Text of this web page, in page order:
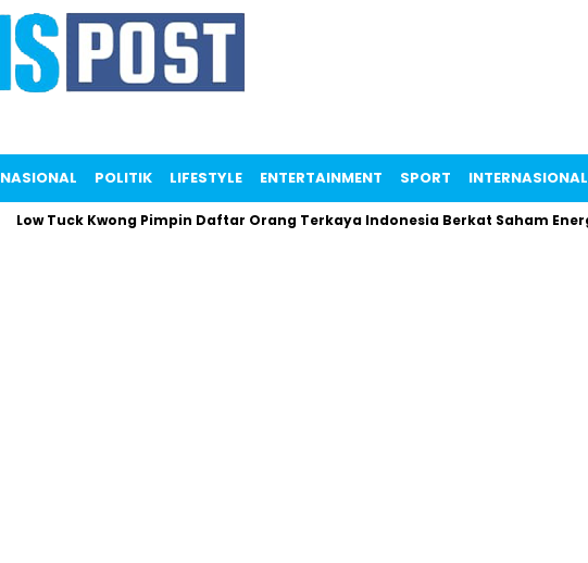
NASIONAL POLITIK LIFESTYLE ENTERTAINMENT SPORT INTERNASIONAL
Low Tuck Kwong Pimpin Daftar Orang Terkaya Indonesia Berkat Saham Energi